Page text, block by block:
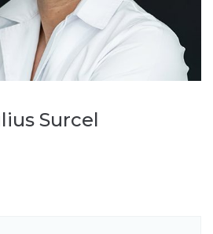
Surcel